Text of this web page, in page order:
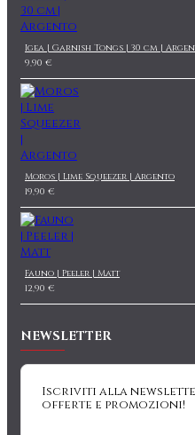
Igea | Garnish Tongs | 30 cm |
9,90 €
Moros | Lime Squeezer | Argento
19,90 €
Fauno | Peeler | Matt
12,90 €
NEWSLETTER
Iscriviti alla
offerte e promozioni!